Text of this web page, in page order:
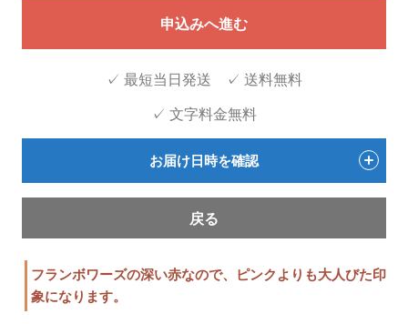
フランボワーズの深い赤なので、ピンクよりも大人びた印
象になります。
申込みへ進む
✓ 最短当日発送 ✓ 送料無料
✓ 文字料金無料
お届け日時を確認
戻る